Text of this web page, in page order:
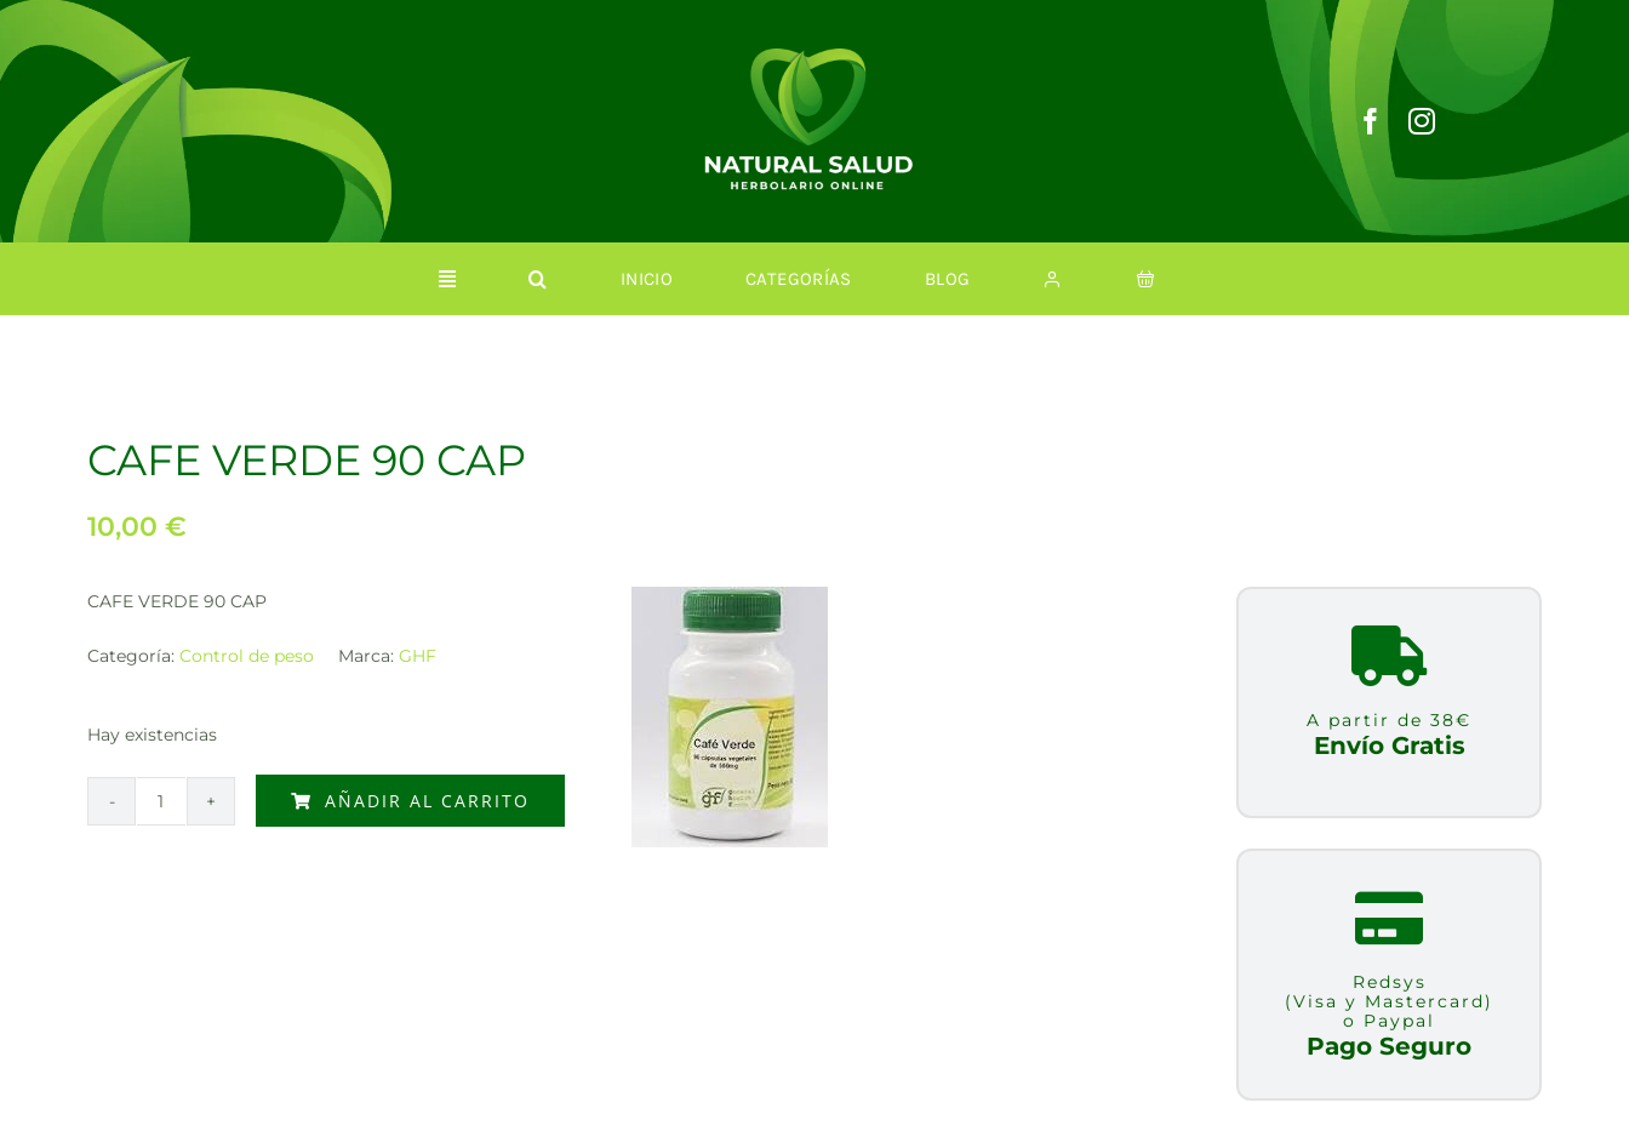
Saltar
contenido
INICIO CATEGORÍAS BLOG
CAFE VERDE 90 CAP
10,00 €
CAFE VERDE 90 CAP
Categoría: Control de peso Marca: GHF
Hay existencias
CAFE
AÑADIR AL CARRITO
A partir de 38€
Envío Gratis
Redsys
(Visa y Mastercard)
o Paypal
Pago Seguro